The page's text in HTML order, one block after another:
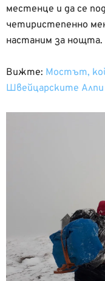
местенце и да се
четиристепенно
настаним за нощта.
Вижте: Мостът,
Швейцарските Алпи